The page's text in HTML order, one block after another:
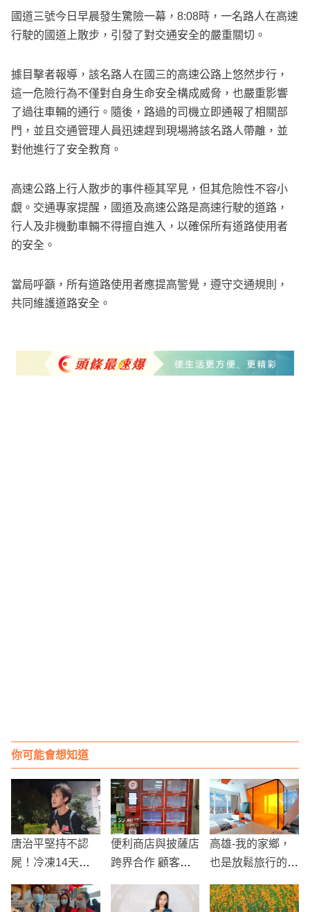
國道三號今日早晨發生驚險一幕，8:08時，一名路人在高速
行駛的國道上散步，引發了對交通安全的嚴重關切。
據目擊者報導，該名路人在國三的高速公路上悠然步行，
這一危險行為不僅對自身生命安全構成威脅，也嚴重影響
了過往車輛的通行。隨後，路過的司機立即通報了相關部
門，並且交通管理人員迅速趕到現場將該名路人帶離，並
對他進行了安全教育。
高速公路上行人散步的事件極其罕見，但其危險性不容小
覷。交通專家提醒，國道及高速公路是高速行駛的道路，
行人及非機動車輛不得擅自進入，以確保所有道路使用者
的安全。
當局呼籲，所有道路使用者應提高警覺，遵守交通規則，
共同維護道路安全。
你可能會想知道
唐治平堅持不認
屍！冷凍14天恐
屍」
便利商店與披薩店
跨界合作 顧客可
新鮮披薩
高雄-我的家鄉，
也是放鬆旅行的好